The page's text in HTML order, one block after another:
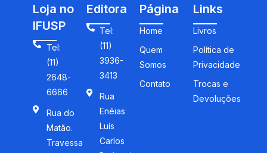
Loja no
IFUSP
Tel:
(11)
2648-
6666
Rua do
Matão.
Travessa
Editora
Tel:
(11)
3936-
3413
Rua
Enéias
Luís
Carlos
Página
Home
Quem
Somos
Contato
Links
Livros
Política de
Privacidade
Trocas e
Devoluções